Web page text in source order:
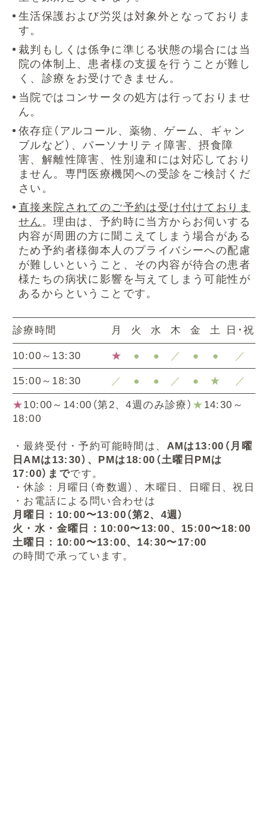
生活保護および労災は対象外となっておりま
す。
裁判もしくは係争に準じる状態の場合には当
院の体制上、患者様の支援を行うことが難し
く、診療をお受けできません。
当院ではコンサータの処方は行っておりませ
ん。
依存症（アルコール、薬物、ゲーム、ギャン
ブルなど）、パーソナリティ障害、摂食障
害、解離性障害、性別違和には対応しており
ません。専門医療機関への受診をご検討くだ
さい。
直接来院されてのご予約は受け付けておりま
せん 。理由は、予約時に当方からお伺いする
内容が周囲の方に聞こえてしまう場合がある
ため予約者様御本人のプライバシーへの配慮
が難しいということ、その内容が待合の患者
様たちの病状に影響を与えてしまう可能性が
あるからということです。
★10:00～14:00（第2、4週のみ診療） ★ 14:30～
18:00
・最終受付・予約可能時間は、 AMは13:00（月曜
日AMは13:30）、PMは18:00（土曜日PMは
17:00）までです。
・休診：月曜日（奇数週）、木曜日、日曜日、祝日
・お電話による問い合わせは
月曜日：10:00〜13:00（第2、4週）
火・水・金曜日：10:00〜13:00、15:00〜18:00
土曜日：10:00〜13:00、14:30〜17:00
の時間で承っています。
診療時間 月 火 水 木 金 土 日･祝
10:00～13:30 ★ ● ● ／ ● ● ／
15:00～18:30 ／ ● ● ／ ● ★ ／